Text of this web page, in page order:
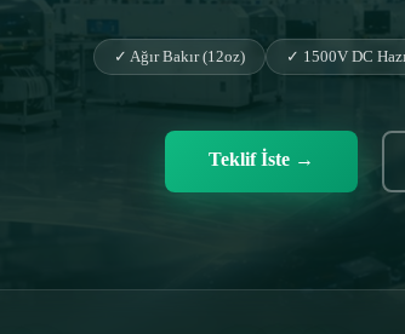
✓ Ağır Bakır (12oz) ✓ 1500V DC
Teklif İste →